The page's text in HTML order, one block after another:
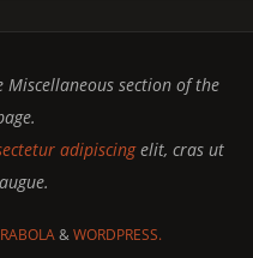
Miscellaneous section of the
adipiscingelit, cras ut
&WORDPRESS.